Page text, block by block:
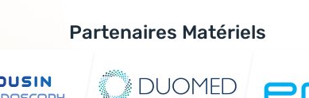
Partenaires Matériels